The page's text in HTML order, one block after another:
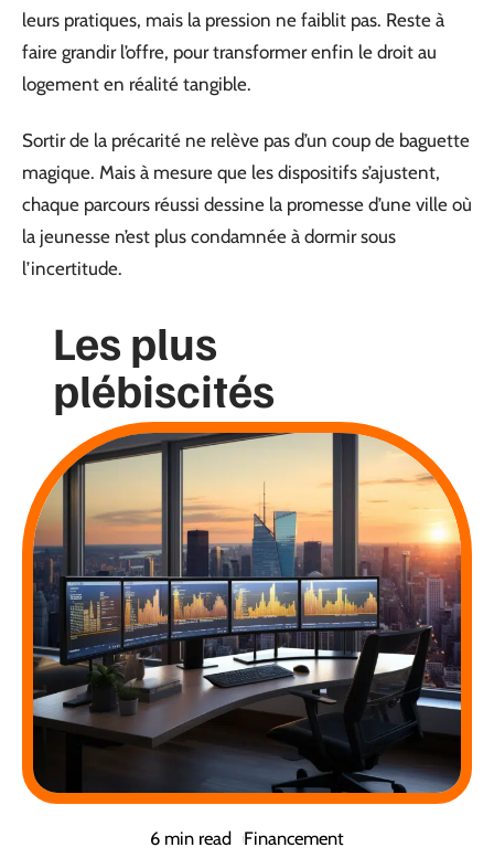
leurs pratiques, mais la pression ne faiblit pas. Reste à
faire grandir l’offre, pour transformer enfin le droit au
logement en réalité tangible.
Sortir de la précarité ne relève pas d’un coup de baguette
magique. Mais à mesure que les dispositifs s’ajustent,
chaque parcours réussi dessine la promesse d’une ville où
la jeunesse n’est plus condamnée à dormir sous
l’incertitude.
Les plus
plébiscités
6 min read Financement